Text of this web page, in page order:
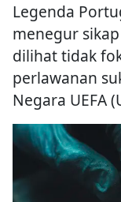
Legenda
menegur
dilihat tidak
perlawanan
Negara UEFA